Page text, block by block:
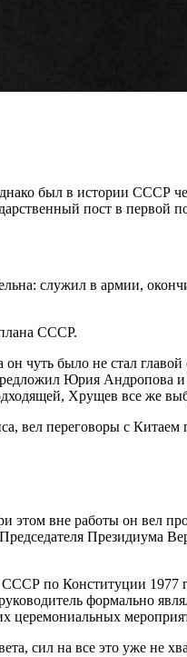
был в истории СССР
пост в первой
служил в армии,
СССР.
чуть было не стал
Юрия Андропова
Хрущев все же
вел переговоры с Китаем
этом вне работы он вел
Президиума
СССР по Конституции
формально
церемониальных
сил на все это уже не